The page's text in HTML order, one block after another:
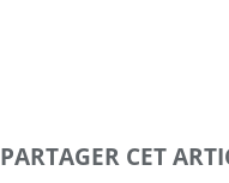
PARTAGER CET